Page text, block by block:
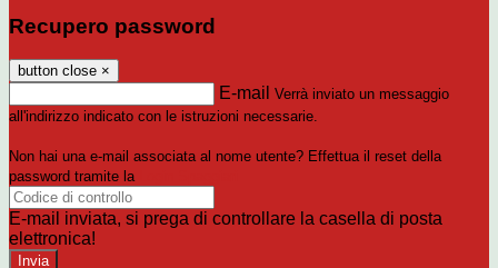
Recupero password
button close ×
E-mail Verrà inviato un messaggio
all'indirizzo indicato con le istruzioni necessarie.
Non hai una e-mail associata al nome utente? Effettua il reset della
password tramite la
E-mail inviata, si prega di controllare la casella di posta
elettronica!